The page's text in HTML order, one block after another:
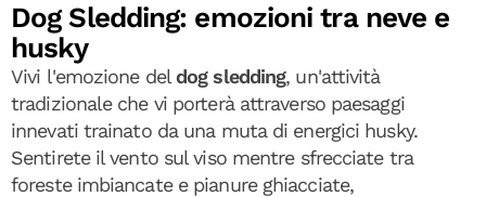
Dog Sledding: emozioni tra neve e
husky
Vivi l'emozione del dog sledding, un'attività
tradizionale che vi porterà attraverso paesaggi
innevati trainato da una muta di energici husky.
Sentirete il vento sul viso mentre sfrecciate tra
foreste imbiancate e pianure ghiacciate,